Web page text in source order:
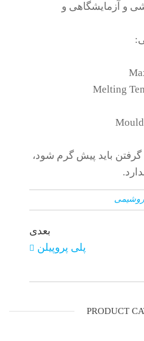
و آزمایشگاهی و
Melting
گرفتن باید پیش گرم شود،
بعدی
پلی پروپیلن
PRODUCT